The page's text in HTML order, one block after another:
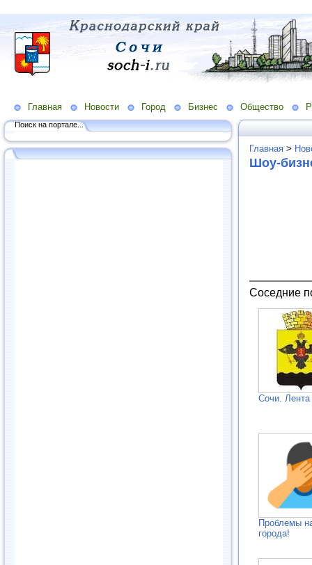
Главная Новости Город Бизнес Общество
Поиск на портале...
Главная >
Шоу-
Соседние
Сочи. Лента
Проблемы
города!